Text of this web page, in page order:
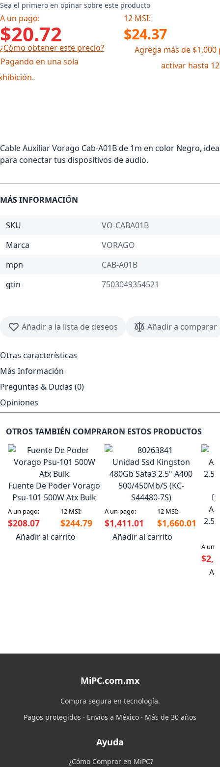
Sea el primero en opinar sobre este producto
A un pago: 12 MSI:
$20.72 $24.37
¿Cómo obtener este precio?
en una sola
Agrega más de $1,000
activar hasta
Cable Auxiliar Vorago Cab-A01B de 1m en color Negro,
para conectar tus dispositivos de audio.
MÁS INFORMACIÓN
SKU
VO-CABA01B
Marca
VORAGO
mpn
CAB-A01B
gtin
7503049354521
Añadir a la lista de deseos Añadir a comparar
Otras características
Más Información
Preguntas & Dudas (0)
Opiniones
OTROS TAMBIÉN COMPRARON ESTOS PRODUCTOS
Fuente De Poder Vorago
Psu-101 500W Atx Bulk
A un pago: 12 MSI:
$208.07 $244.79
Añadir al carrito
Unidad Ssd Kingston
480Gb Sata3 2.5" A400
500/450Mb/S (KC-
S44480-7S)
A un pago: 12 MSI:
$1,411.01 $1,660.01
Añadir al carrito
2.5"
A un
MiPC.com.mx
Compra segura en tecnología.
Pagos protegidos · Envíos a México · Más de 30 años
Ayuda
¿Cómo Comprar en MiPC?